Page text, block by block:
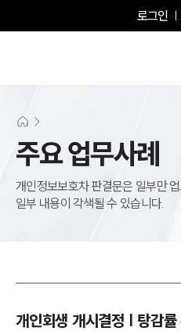
로그인
주요 업무사례
개인정보보호차 판결문은 일부만
일부 내용이 각색될 수 있습니다.
개인회생 개시결정 | 탕감